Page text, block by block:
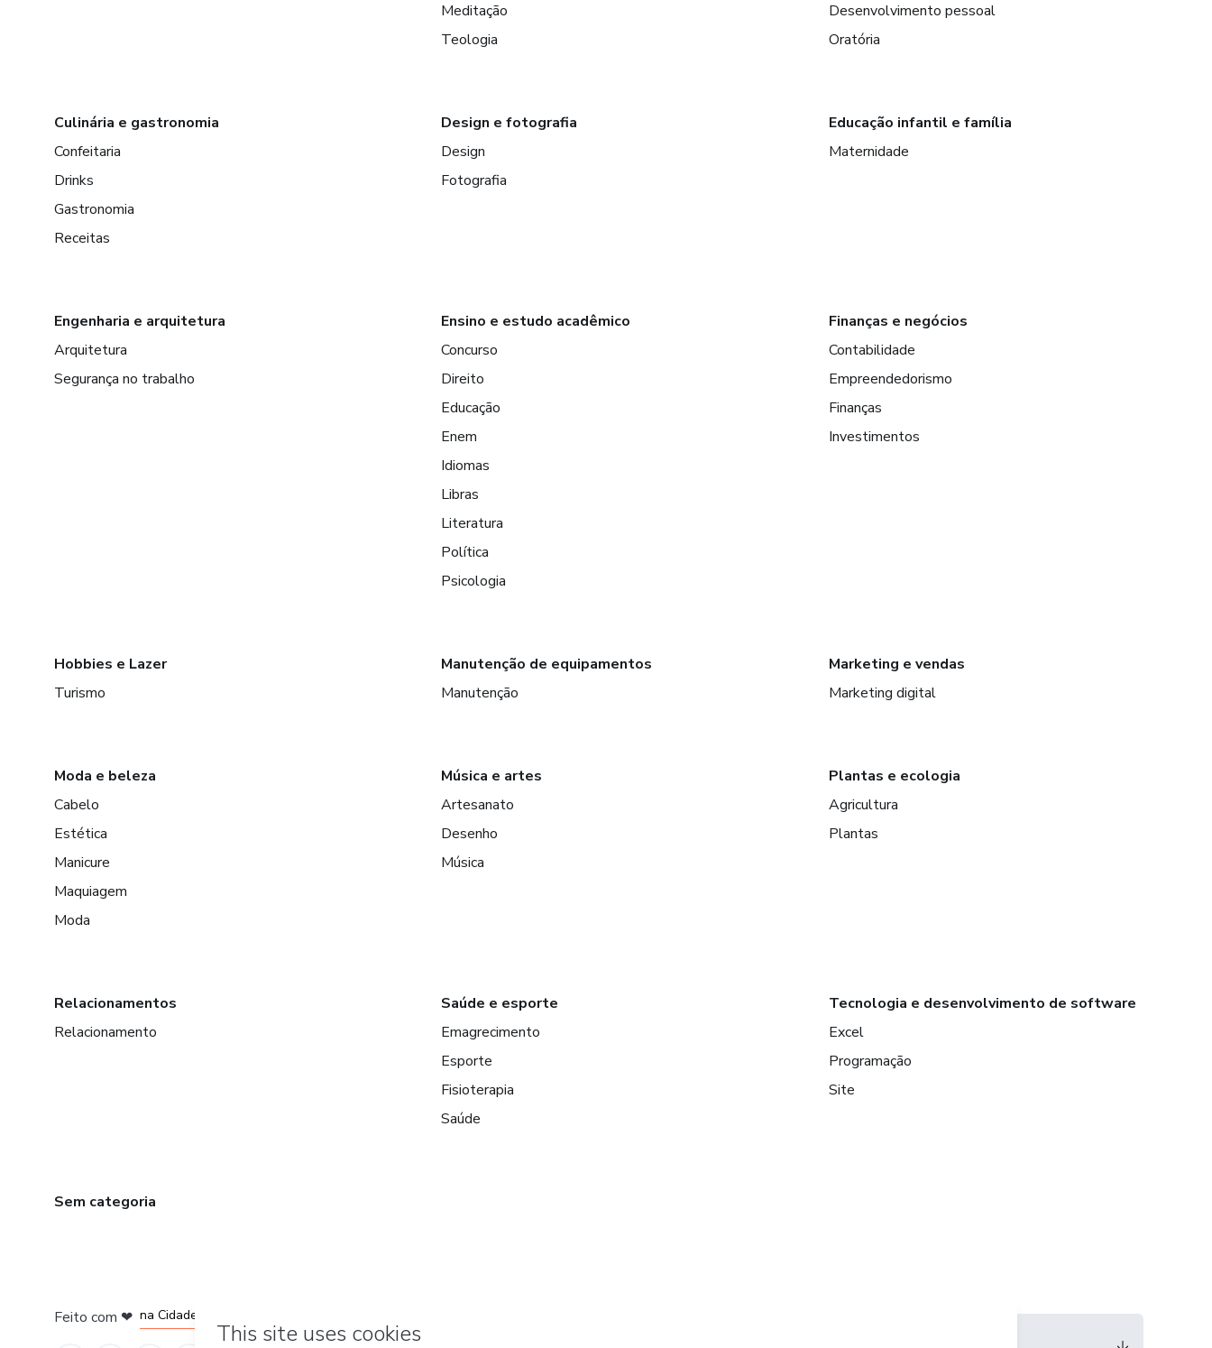
Meditação
Teologia
Desenvolvimento pessoal
Oratória
Culinária e gastronomia
Confeitaria
Drinks
Gastronomia
Receitas
Design e fotografia
Design
Fotografia
Educação infantil e família
Maternidade
Engenharia e arquitetura
Arquitetura
Segurança no trabalho
Ensino e estudo acadêmico
Concurso
Direito
Educação
Enem
Idiomas
Libras
Literatura
Política
Psicologia
Finanças e negócios
Contabilidade
Empreendedorismo
Finanças
Investimentos
Hobbies e Lazer
Turismo
Manutenção de equipamentos
Manutenção
Marketing e vendas
Marketing digital
Moda e beleza
Cabelo
Estética
Manicure
Maquiagem
Moda
Música e artes
Artesanato
Desenho
Música
Plantas e ecologia
Agricultura
Plantas
Relacionamentos
Relacionamento
Saúde e esporte
Emagrecimento
Esporte
Fisioterapia
Saúde
Tecnologia e desenvolvimento de software
Excel
Programação
Site
Sem categoria
Feito com ❤
em Belo Horizonte
na Cidade do México